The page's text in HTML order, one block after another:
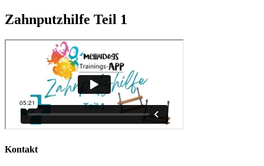
Zahnputzhilfe Teil 1
Kontakt